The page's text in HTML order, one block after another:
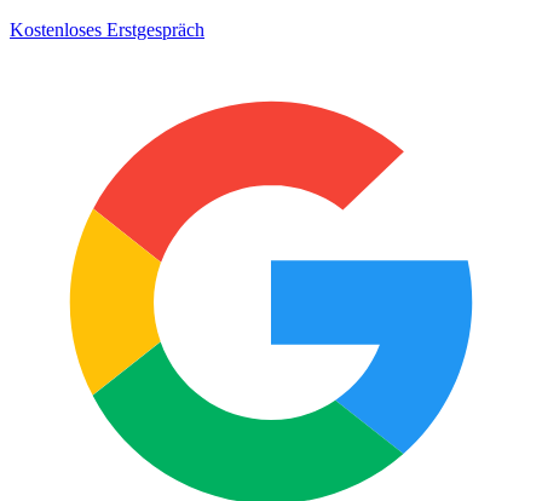
Kostenloses Erstgespräch